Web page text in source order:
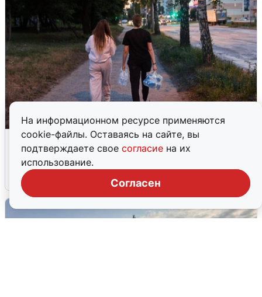
На информационном ресурсе применяются
cookie-файлы. Оставаясь на сайте, вы
подтверждаете свое согласие на их
использование.
Согласен
Опубликована карта отключений
воды в Воронеже
6 августа